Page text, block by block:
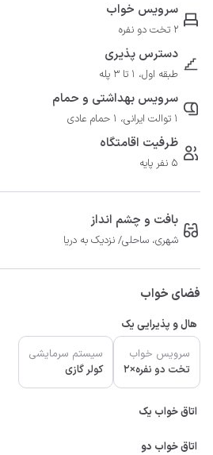
سرویس خواب
2 تخت دو نفره
دسترس پذیری
طبقه اول، 1 تا 3 پله
سرویس بهداشتی و حمام
1 توالت ایرانی، 1 حمام عادی
ظرفیت اقامتگاه
5 نفر پایه
بافت و چشم انداز
شهری، ساحلی/ نزدیک به دریا
فضای خواب
هال و پذیرایی یک
سرویس خواب
تخت دو نفره×2
سیستم سرمایشی
کولر گازی
اتاق خواب یک
اتاق خواب دو